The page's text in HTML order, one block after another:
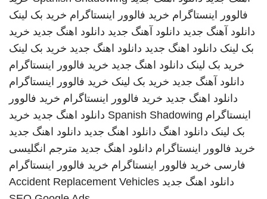
فالوور اینستاگرام خرید فالوور اینستاگرام خرید بک لینک
دانلود آهنگ جدید دانلود آهنگ جدید دانلود اهنگ جدید خرید
بک لینک دانلود اهنگ جدید دانلود اهنگ جدید خرید بک لینک
خرید بک لینک دانلود اهنگ جدید خرید فالوور اینستاگرام
دانلود آهنگ جدید خرید بک لینک خرید فالوور اینستاگرام
دانلود اهنگ جدید خرید فالوور اینستاگرام خرید فالوور
اینستاگرام Spanish Shadowing دانلود اهنگ جدید خرید
بک لینک دانلود اهنگ دانلود اهنگ جدید دانلود اهنگ جدید
خرید فالوور اینستاگرام دانلود اهنگ جدید مترجم انگلیسی
فارسی خرید فالوور اینستاگرام خرید فالوور اینستاگرام
دانلود اهنگ جدید Accident Replacement Vehicles